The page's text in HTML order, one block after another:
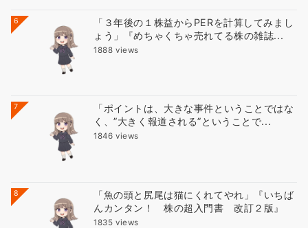
6
「３年後の１株益からPERを計算してみまし
ょう」『めちゃくちゃ売れてる株の雑誌...
1888 views
7
「ポイントは、大きな事件ということではな
く、”大きく報道される”ということで...
1846 views
8
「魚の頭と尻尾は猫にくれてやれ」『いちば
んカンタン！ 株の超入門書 改訂２版』
1835 views